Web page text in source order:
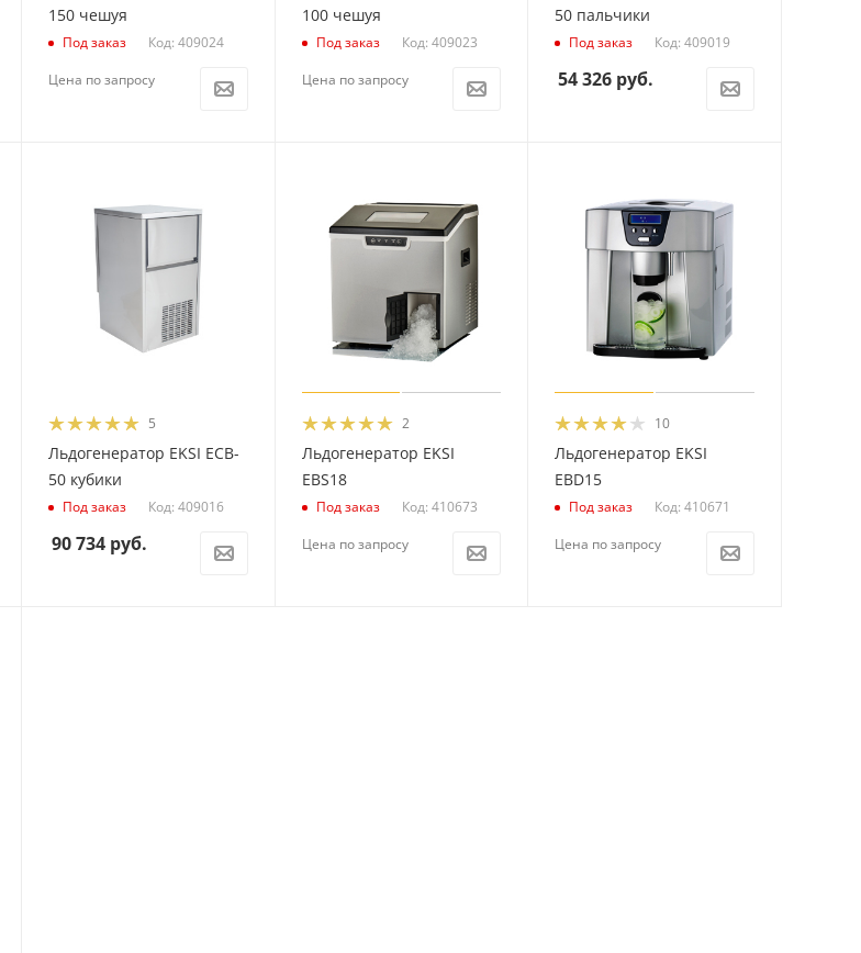
150 чешуя
Под заказ Код: 409024
Цена по запросу
100 чешуя
Под заказ Код: 409023
Цена по запросу
50 пальчики
Под заказ Код: 409019
54 326 руб.
5
Льдогенератор EKSI ECB-
50 кубики
Под заказ Код: 409016
90 734руб.
2
Льдогенератор EKSI
EBS18
Под заказ Код: 410673
Цена по запросу
10
Льдогенератор EKSI
EBD15
Под заказ Код: 410671
Цена по запросу